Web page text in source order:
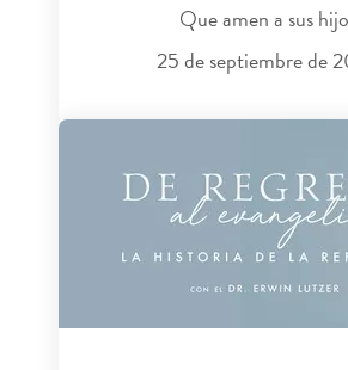
Que amen a sus
25 de septiembre de